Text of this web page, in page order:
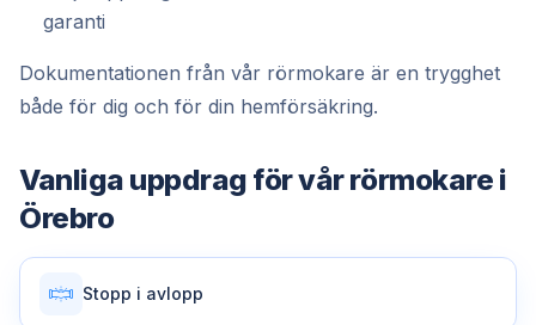
garanti
Dokumentationen från vår rörmokare är en trygghet
både för dig och för din hemförsäkring.
Vanliga uppdrag för vårrörmokare i
Örebro
Stopp i avlopp